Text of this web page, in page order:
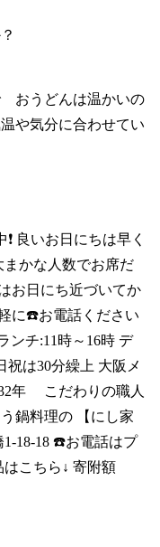
おうどんは温かいの
や気分に合わせてい
良いお日にちは早く
かな人数でお席だ
お日にち近づいてか
に☎️お電話ください
ンチ:11時～16時 デ
祝は30分繰上 大阪メ
年 こだわりの職人
鍋料理の 【にし家
18-18 ☎️お電話はプ
こちら↓ 寄附額